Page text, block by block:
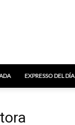
EXPRESSO DEL DÍA